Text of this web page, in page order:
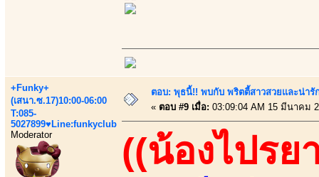
+Funky+
(เสนา.ซ.17)10:00-06:00
T:085-
5027899♥Line:funkyclub
Moderator
ตอบ: พุธนี้!! พบกับ พริตตี้สาวสวยและน่า
« ตอบ #9 เมื่อ: 03:09:04 AM 15 มีนาคม
((น้องไปรย